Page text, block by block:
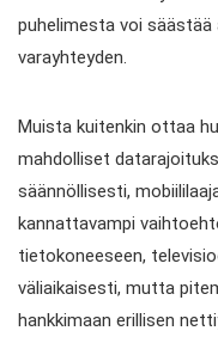
puhelimesta voi säästää
varayhteyden.
Muista kuitenkin ottaa
mahdolliset
säännöllisesti,
kannattavampi
tietokoneeseen,
väliaikaisesti, mutta
hankkimaan erillisen